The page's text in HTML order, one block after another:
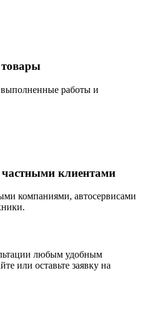
работы и
частными клиентами
компаниями, автосервисами
любым удобным
или оставьте заявку на